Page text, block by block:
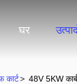
घर
कार्ट> 48V 5KW